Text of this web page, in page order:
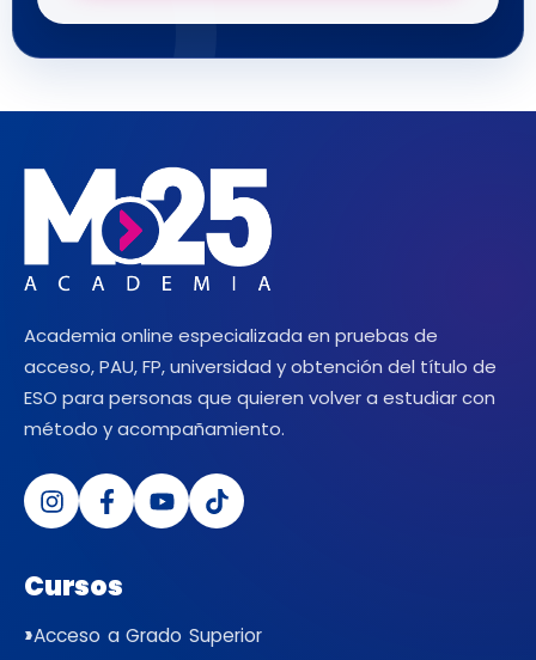
Academia online especializada en pruebas de
acceso, PAU, FP, universidad y obtención del título de
ESO para personas que quieren volver a estudiar con
método y acompañamiento.
Cursos
Acceso a Grado Superior